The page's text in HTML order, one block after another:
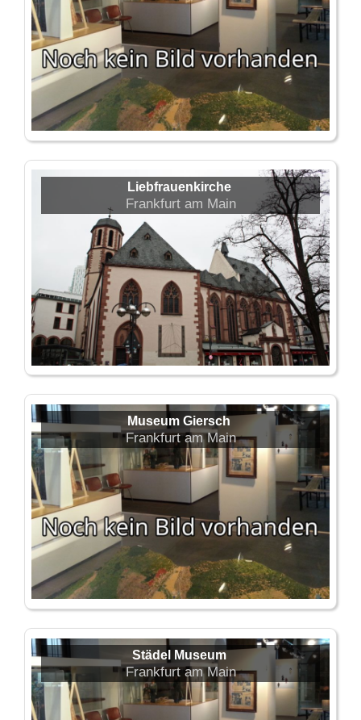
Liebfrauenkirche
Frankfurt am Main
Museum Giersch
Frankfurt am Main
Städel Museum
Frankfurt am Main